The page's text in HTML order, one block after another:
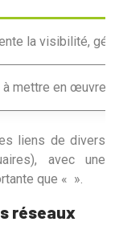
la visibilité,
à mettre en œuvre
liens de divers
avec une
que « ».
réseaux